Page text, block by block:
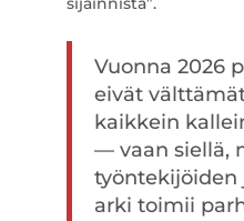
Vuonna 2026
eivät
kaikkein
— vaan siellä,
työntekijöiden
arki toimii